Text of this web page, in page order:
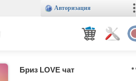
Авторизация
Бриз LOVE чат